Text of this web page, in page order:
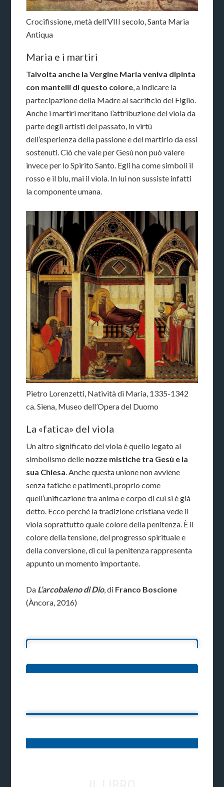
Crocifissione, metà dell’VIII secolo, Santa Maria
Antiqua
Maria e i martiri
Talvolta anche la Vergine Maria veniva dipinta
con mantelli di questo colore , a indicare la
partecipazione della Madre al sacrificio del Figlio.
Anche i martiri meritano l’attribuzione del viola da
parte degli artisti del passato, in virtù
dell’esperienza della passione e del martirio da essi
sostenuti. Ciò che vale per Gesù non può valere
invece per lo Spirito Santo. Egli ha come simboli il
rosso e il blu, mai il viola. In lui non sussiste infatti
la componente umana.
Pietro Lorenzetti, Natività di Maria, 1335-1342
ca. Siena, Museo dell’Opera del Duomo
La «fatica» del viola
Un altro significato del viola è quello legato al
simbolismo delle nozze mistiche tra Gesù e la
sua Chiesa. Anche questa unione non avviene
senza fatiche e patimenti, proprio come
quell’unificazione tra anima e corpo di cui si è già
detto. Ecco perché la tradizione cristiana vede il
viola soprattutto quale colore della penitenza. È il
colore della tensione, del progresso spirituale e
della conversione, di cui la penitenza rappresenta
appunto un momento importante.
Da L’arcobaleno di Dio, di Franco Boscione
(Àncora, 2016)